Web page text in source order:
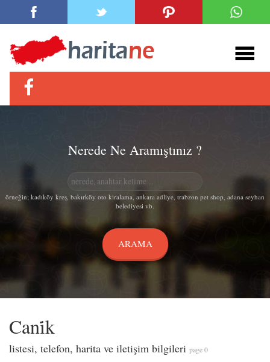
Nerede Ne Aramıştınız ?
örneğin; kadıköy kreş, bakırköy oto kiralama, ankara adliye, trabzon pet shop, adana seyhan
belediyesi vb.
Cani̇k
listesi, telefon, harita ve iletişim bilgileri page 0